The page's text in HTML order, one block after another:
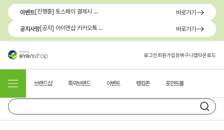
이벤트 [진행중] 토스페이 결제시 최대 1.3만원 혜택 바로가기
공지사항 [공지] 아이엔샵 카카오톡 1:1 문의 채널 이용 안내 바로가기
로그인회원가입장바구니앱다운로드
브랜드샵 특약브랜드 이벤트 랭킹존 포인트몰